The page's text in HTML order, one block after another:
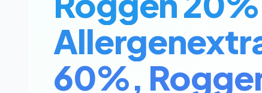
60%,